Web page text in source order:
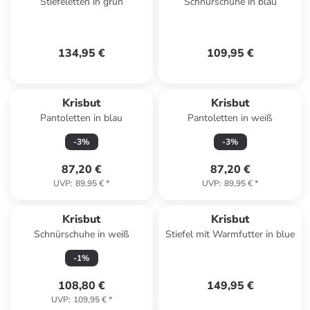
134,95 € 109,95 €
Krisbut
Pantoletten in blau
-3%
87,20 €
UVP: 89,95 €*
Krisbut
Pantoletten in weiß
-3%
87,20 €
UVP: 89,95 €*
Krisbut
Schnürschuhe in weiß
-1%
108,80 €
UVP: 109,95 €*
Krisbut
Stiefel mit Warmfutter in blue
149,95 €